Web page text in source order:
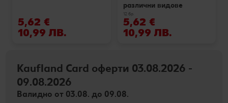
5,62 €
10,99 ЛВ.
различни видове
12 бр.
5,62 €
10,99 ЛВ.
Kaufland Card оферти 03.08.2026 -
09.08.2026
Валидно от 03.08. до 09.08.